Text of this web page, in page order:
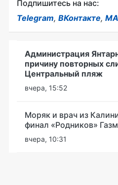
Подпишитесь на нас:
Telegram, ВКонтакте,
Администрация
причину повторных
Центральный пляж
вчера, 15:52
Моряк и врач из
финал «Родников»
вчера, 10:31